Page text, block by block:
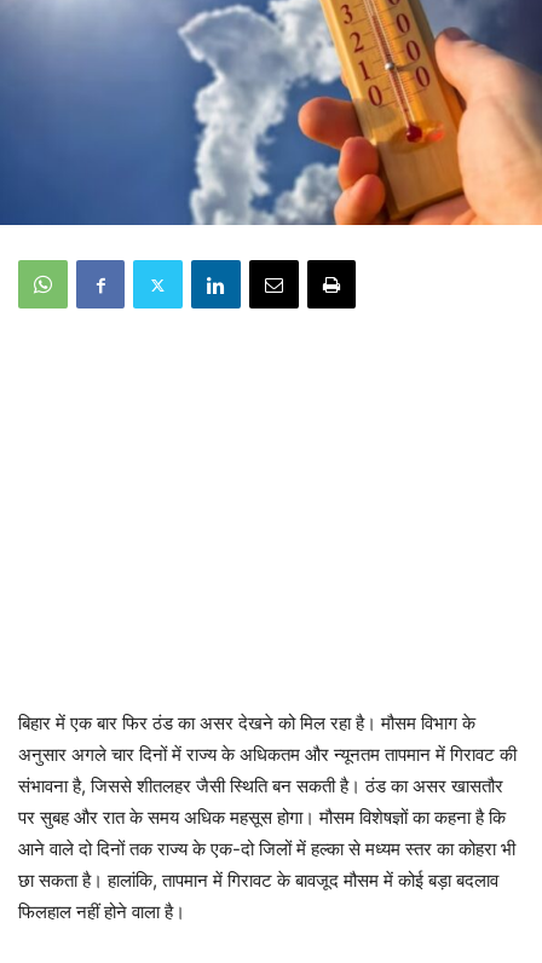
बिहार में एक बार फिर ठंड का असर देखने को मिल रहा है। मौसम विभाग के
अनुसार अगले चार दिनों में राज्य के अधिकतम और न्यूनतम तापमान में गिरावट की
संभावना है, जिससे शीतलहर जैसी स्थिति बन सकती है। ठंड का असर खासतौर
पर सुबह और रात के समय अधिक महसूस होगा। मौसम विशेषज्ञों का कहना है कि
आने वाले दो दिनों तक राज्य के एक-दो जिलों में हल्का से मध्यम स्तर का कोहरा भी
छा सकता है। हालांकि, तापमान में गिरावट के बावजूद मौसम में कोई बड़ा बदलाव
फिलहाल नहीं होने वाला है।